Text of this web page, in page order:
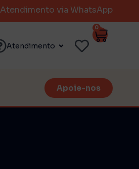
Atendimento via WhatsApp
Atendimento
0
Apoie-nos